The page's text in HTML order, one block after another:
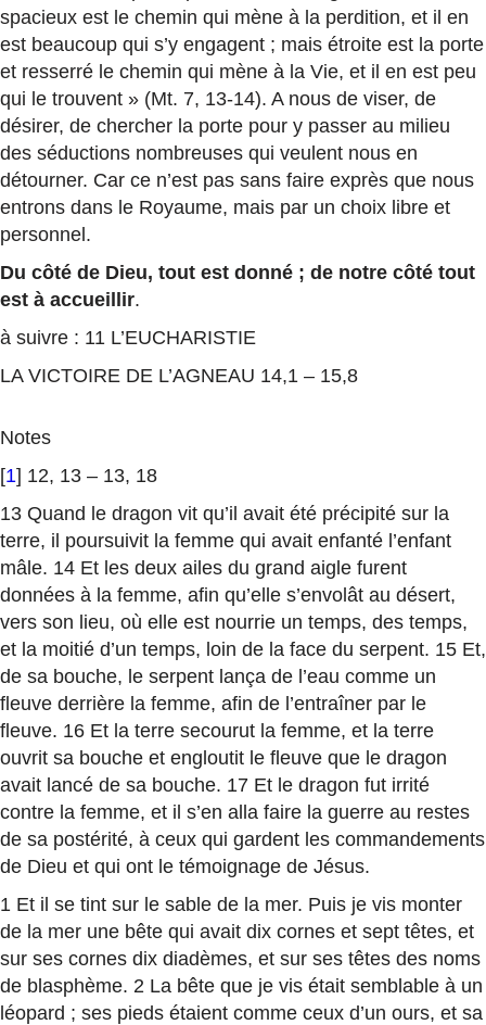
spacieux est le chemin qui mène à la perdition, et il en
est beaucoup qui s’y engagent ; mais étroite est la porte
et resserré le chemin qui mène à la Vie, et il en est peu
qui le trouvent » (Mt. 7, 13-14). A nous de viser, de
désirer, de chercher la porte pour y passer au milieu
des séductions nombreuses qui veulent nous en
détourner. Car ce n’est pas sans faire exprès que nous
entrons dans le Royaume, mais par un choix libre et
personnel.
Du côté de Dieu, tout est donné ; de notre côté tout
est à accueillir.
à suivre : 11 L’EUCHARISTIE
LA VICTOIRE DE L’AGNEAU 14,1 – 15,8
Notes
[1] 12, 13 – 13, 18
13 Quand le dragon vit qu’il avait été précipité sur la
terre, il poursuivit la femme qui avait enfanté l’enfant
mâle. 14 Et les deux ailes du grand aigle furent
données à la femme, afin qu’elle s’envolât au désert,
vers son lieu, où elle est nourrie un temps, des temps,
et la moitié d’un temps, loin de la face du serpent. 15 Et,
de sa bouche, le serpent lança de l’eau comme un
fleuve derrière la femme, afin de l’entraîner par le
fleuve. 16 Et la terre secourut la femme, et la terre
ouvrit sa bouche et engloutit le fleuve que le dragon
avait lancé de sa bouche. 17 Et le dragon fut irrité
contre la femme, et il s’en alla faire la guerre au restes
de sa postérité, à ceux qui gardent les commandements
de Dieu et qui ont le témoignage de Jésus.
1 Et il se tint sur le sable de la mer. Puis je vis monter
de la mer une bête qui avait dix cornes et sept têtes, et
sur ses cornes dix diadèmes, et sur ses têtes des noms
de blasphème. 2 La bête que je vis était semblable à un
léopard ; ses pieds étaient comme ceux d’un ours, et sa